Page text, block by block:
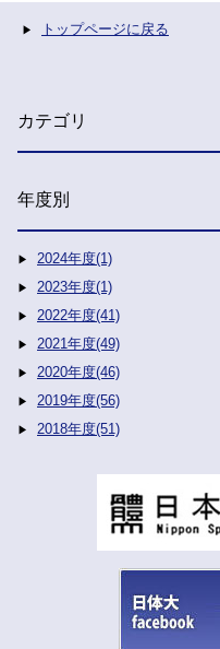
トップページに戻る
カテゴリ
年度別
2024年度(1)
2023年度(1)
2022年度(41)
2021年度(49)
2020年度(46)
2019年度(56)
2018年度(51)